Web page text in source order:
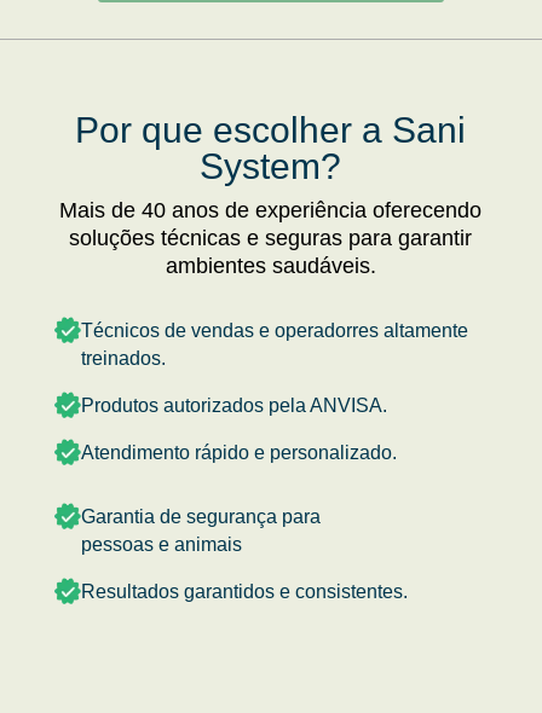
Por que escolher a Sani
System?
Mais de 40 anos de experiência oferecendo
soluções técnicas e seguras para garantir
ambientes saudáveis.
Técnicos de vendas e operadorres altamente
treinados.
Produtos autorizados pela ANVISA.
Atendimento rápido e personalizado.
Garantia de segurança para
pessoas e animais
Resultados garantidos e consistentes.